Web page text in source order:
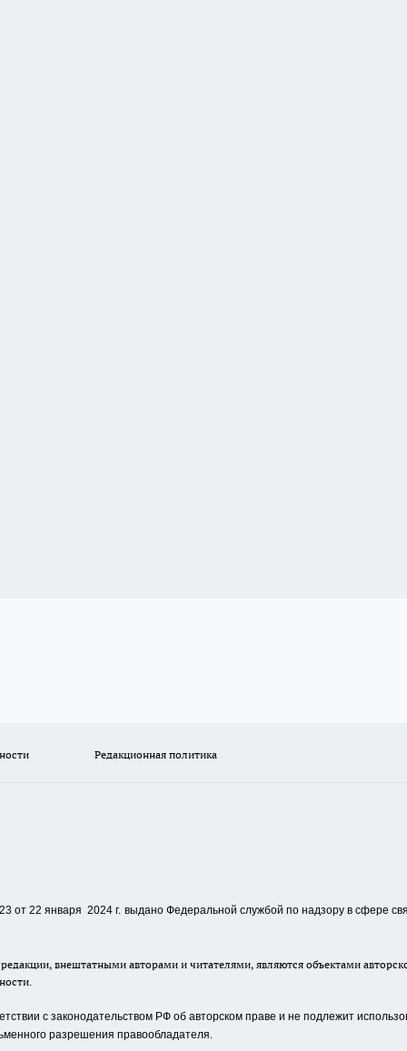
Редакционная политика
от 22 января 2024 г. выдано Федеральной службой по надзору в сфере
внештатными авторами и читателями, являются объектами
с законодательством РФ об авторском праве и не подлежит
разрешения правообладателя.